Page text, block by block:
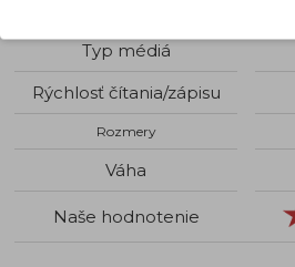
Typ médiá
Rýchlosť čítania/zápisu
Rozmery
Váha
Naše hodnotenie